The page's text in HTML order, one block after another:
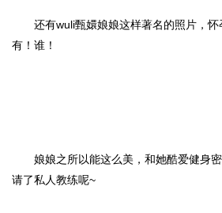
还有wuli甄嬛娘娘这样著名的照片，怀
有！谁！
娘娘之所以能这么美，和她酷爱健身
请了私人教练呢~